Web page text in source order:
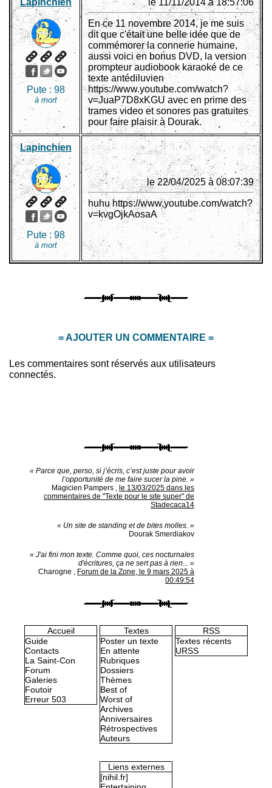
Lapinchien
Pute : 98
à mort
le 11/11/2014 à 18:57:06
En ce 11 novembre 2014, je me suis
dit que c'était une belle idée que de
commémorer la connerie humaine,
aussi voici en bonus DVD, la version
prompteur audiobook karaoké de ce
texte antédiluvien
https://www.youtube.com/watch?
v=JuaP7D8xKGU avec en prime des
trames video et sonores pas gratuites
pour faire plaisir à Dourak.
Lapinchien
Pute : 98
à mort
le 22/04/2025 à 08:07:39
huhu https://www.youtube.com/watch?
v=kvgOjkAosaA
= AJOUTER UN COMMENTAIRE =
Les commentaires sont réservés aux utilisateurs
connectés.
« Parce que, perso, si j’écris, c’est juste pour avoir
l’opportunité de me faire sucer la pine. »
Magicien Pampers , le 13/03/2025 dans les
commentaires de "Texte pour le site super" de
Stadecaca14
« Un site de standing et de bites molles. »
Dourak Smerdiakov
« J'ai fini mon texte. Comme quoi, ces nocturnales
d'écritures, ça ne sert pas à rien... »
Charogne , Forum de la Zone, le 9 mars 2025 à
00:49:54
Accueil
Guide
Contacts
La Saint-Con
Forum
Galeries
Foutoir
Erreur 503
Textes
Poster un texte
En attente
Rubriques
Dossiers
Thèmes
Best of
Worst of
Archives
Anniversaires
Rétrospectives
Auteurs
RSS
Textes récents
URSS
Liens externes
[nihil.fr]